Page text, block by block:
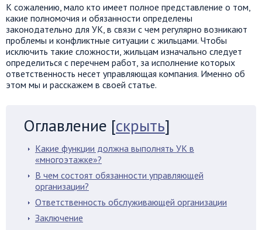
К сожалению, мало кто имеет полное представление о том,
какие полномочия и обязанности определены
законодательно для УК, в связи с чем регулярно возникают
проблемы и конфликтные ситуации с жильцами. Чтобы
исключить такие сложности, жильцам изначально следует
определиться с перечнем работ, за исполнение которых
ответственность несет управляющая компания. Именно об
этом мы и расскажем в своей статье.
Оглавление [скрыть]
Какие функции должна выполнять УК в
«многоэтажке»?
В чем состоят обязанности управляющей
организации?
Ответственность обслуживающей организации
Заключение